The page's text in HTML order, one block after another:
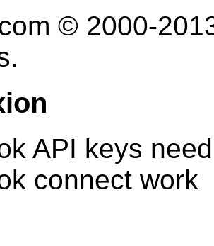
© 2000-
API keys
connect work